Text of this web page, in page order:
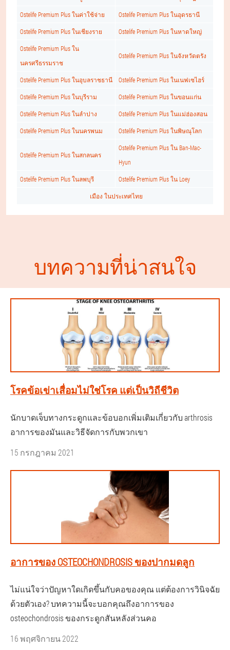
Ostelife Premium Plus ในค่าใช้จ่าย Ostelife Premium Plus ในอุดรธานี
Ostelife Premium Plus ในเชียงราย Ostelife Premium Plus ในหาดใหญ่
Ostelife Premium Plus ใน
นครศรีธรรมราช
Ostelife Premium Plus ในจังหวัดตรัง
Ostelife Premium Plus ในอุบลราชธานี Ostelife Premium Plus ในเนฟเซไฮร์
Ostelife Premium Plus ในบุรีราม Ostelife Premium Plus ในขอนแก่น
Ostelife Premium Plus ในลำปาง Ostelife Premium Plus ในแม่ฮ่องสอน
Ostelife Premium Plus ในนครพนม Ostelife Premium Plus ในพิษณุโลก
Ostelife Premium Plus ในสกลนคร
Ostelife Premium Plus ใน Ban-Mac-
Hyun
Ostelife Premium Plus ในลพบุรี Ostelife Premium Plus ใน Loey
เมือง ในประเทศไทย
บทความที่น่าสนใจ
โรคข้อเข่าเสื่อมไม่ใช่โรค แต่เป็นวิถีชีวิต
นักบาดเจ็บทางกระดูกและข้อบอกเพิ่มเติมเกี่ยวกับ arthrosis
อาการของมันและวิธีจัดการกับพวกเขา
15 กรกฎาคม 2021
อาการของ OSTEOCHONDROSIS ของปากมดลูก
ไม่แน่ใจว่าปัญหาใดเกิดขึ้นกับคอของคุณ แต่ต้องการวินิจฉัย
ด้วยตัวเอง? บทความนี้จะบอกคุณถึงอาการของ
osteochondrosis ของกระดูกสันหลังส่วนคอ
16 พฤศจิกายน 2022